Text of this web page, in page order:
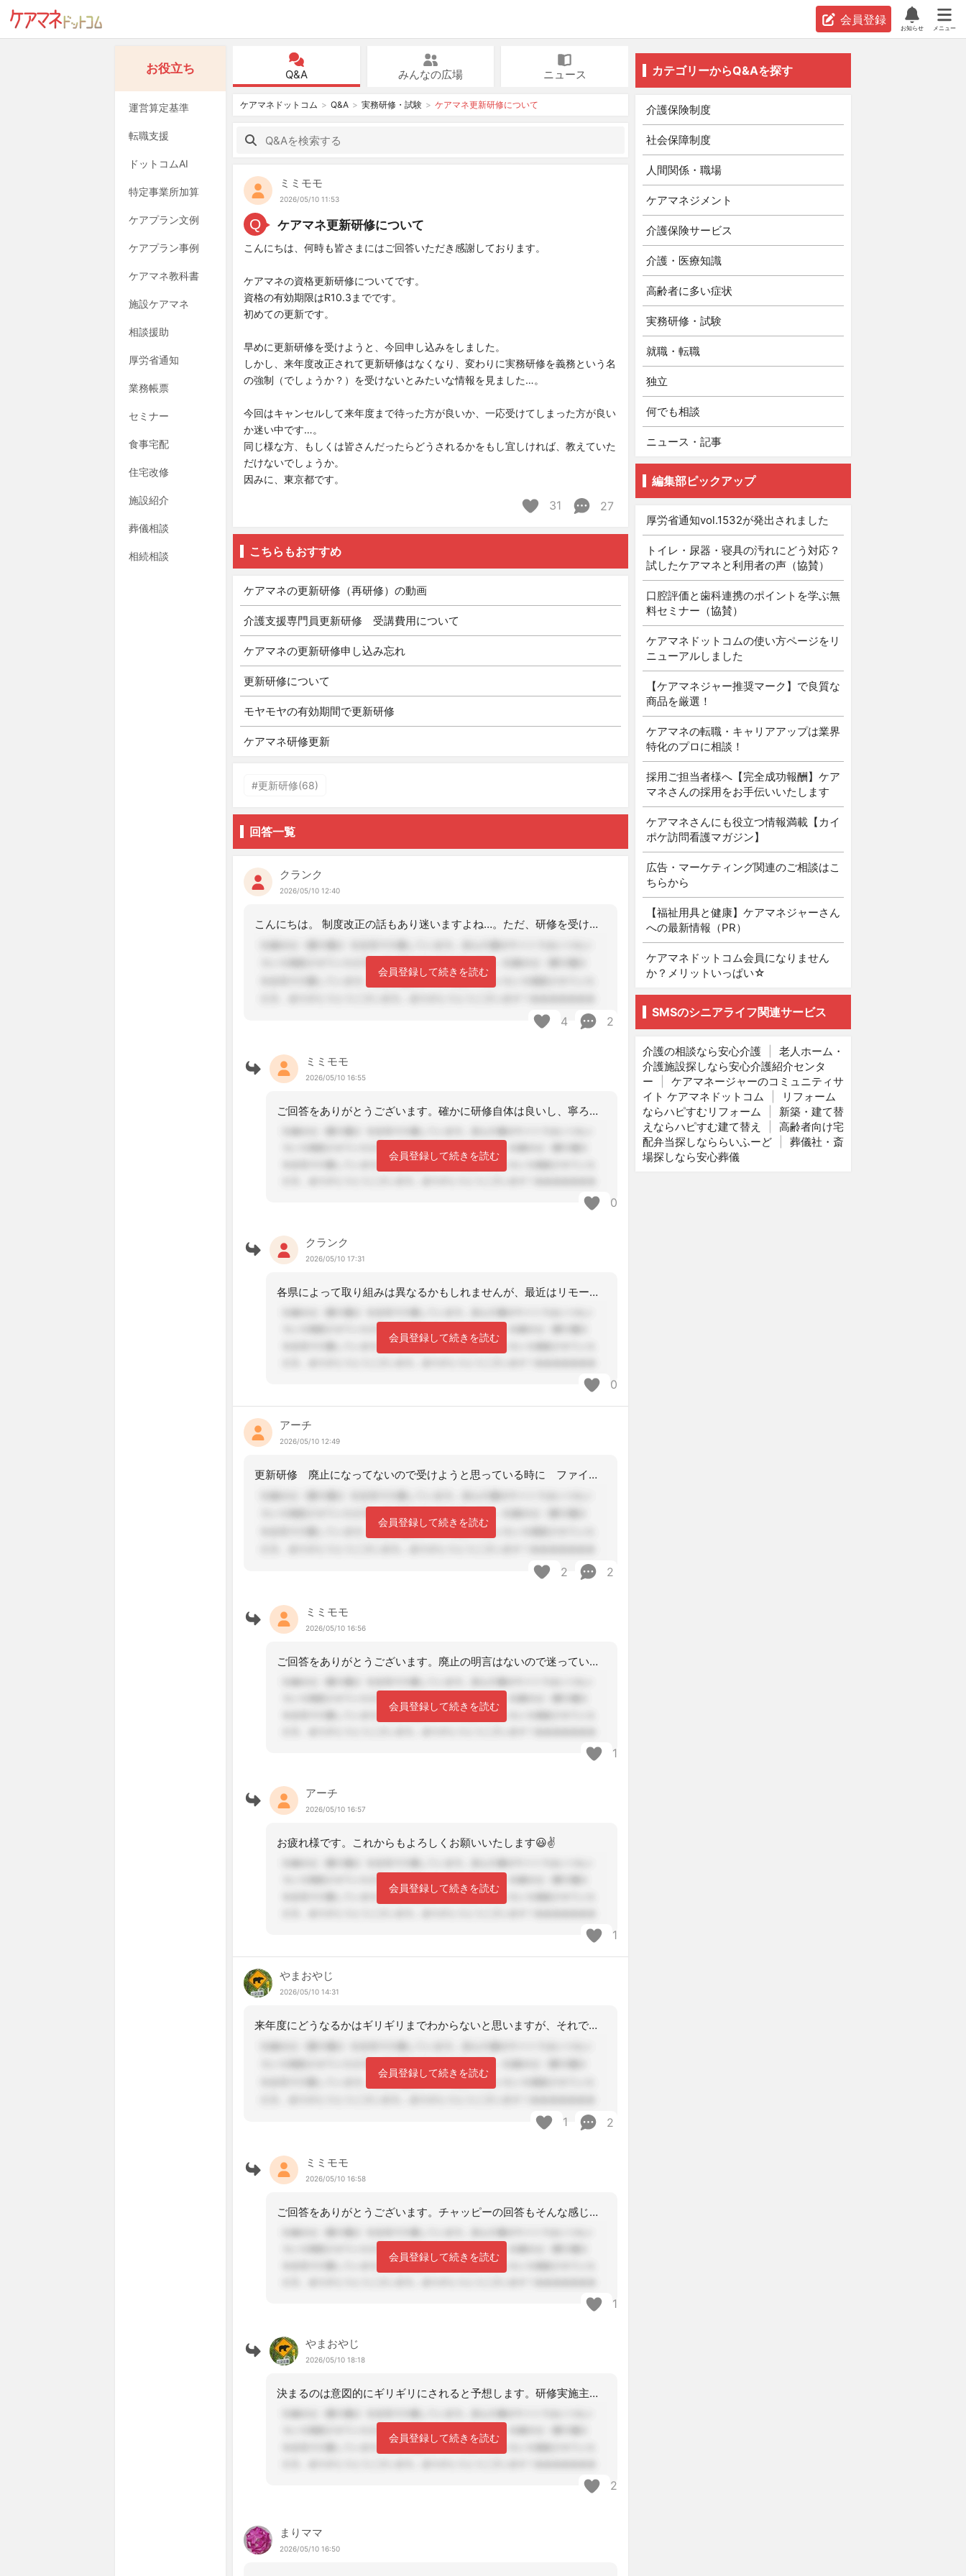
会員登録
お知らせ メニュー
お役立ち
運営算定基準
転職支援
ドットコムAI
特定事業所加算
ケアプラン文例
ケアプラン事例
ケアマネ教科書
施設ケアマネ
相談援助
厚労省通知
業務帳票
セミナー
食事宅配
住宅改修
施設紹介
葬儀相談
相続相談
Q&A みんなの広場 ニュース
ケアマネドットコム Q&A 実務研修・試験 ケアマネ更新研修について
ミミモモ
2026/05/10 11:53
Q ケアマネ更新研修について
こんにちは、何時も皆さまにはご回答いただき感謝しております。
ケアマネの資格更新研修についてです。
資格の有効期限はR10.3までです。
初めての更新です。
早めに更新研修を受けようと、今回申し込みをしました。
しかし、来年度改正されて更新研修はなくなり、変わりに実務研修を義務という名
の強制（でしょうか？）を受けないとみたいな情報を見ました…。
今回はキャンセルして来年度まで待った方が良いか、一応受けてしまった方が良い
か迷い中です…。
同じ様な方、もしくは皆さんだったらどうされるかをもし宜しければ、教えていた
だけないでしょうか。
因みに、東京都です。
31 27
こちらもおすすめ
ケアマネの更新研修（再研修）の動画
介護支援専門員更新研修 受講費用について
ケアマネの更新研修申し込み忘れ
更新研修について
モヤモヤの有効期間で更新研修
ケアマネ研修更新
#更新研修(68)
回答一覧
クランク
2026/05/10 12:40
こんにちは。 制度改正の話もあり迷いますよね…。ただ、研修を受けること自体は決し
会員登録して続きを読む
4 2
ミミモモ
2026/05/10 16:55
ご回答をありがとうございます。確かに研修自体は良いし、寧ろ必要な事とも言えますよ
会員登録して続きを読む
0
クランク
2026/05/10 17:31
各県によって取り組みは異なるかもしれませんが、最近はリモート研修も増えていて、研
会員登録して続きを読む
0
アーチ
2026/05/10 12:49
更新研修 廃止になってないので受けようと思っている時に ファイト✊‼️
会員登録して続きを読む
2 2
ミミモモ
2026/05/10 16:56
ご回答をありがとうございます。廃止の明言はないので迷っていました。何時もコメント
会員登録して続きを読む
1
アーチ
2026/05/10 16:57
お疲れ様です。これからもよろしくお願いいたします😃✌️
会員登録して続きを読む
1
やまおやじ
2026/05/10 14:31
来年度にどうなるかはギリギリまでわからないと思いますが、それでよければ、待っても
会員登録して続きを読む
1 2
ミミモモ
2026/05/10 16:58
ご回答をありがとうございます。チャッピーの回答もそんな感じでした（笑）決まるのは
会員登録して続きを読む
1
やまおやじ
2026/05/10 18:18
決まるのは意図的にギリギリにされると予想します。研修実施主体の収益の関係、それと
会員登録して続きを読む
2
まりママ
2026/05/10 16:50
カテゴリーからQ&Aを探す
介護保険制度
社会保障制度
人間関係・職場
ケアマネジメント
介護保険サービス
介護・医療知識
高齢者に多い症状
実務研修・試験
就職・転職
独立
何でも相談
ニュース・記事
編集部ピックアップ
厚労省通知vol.1532が発出されました
トイレ・尿器・寝具の汚れにどう対応？
試したケアマネと利用者の声（協賛）
口腔評価と歯科連携のポイントを学ぶ無
料セミナー（協賛）
ケアマネドットコムの使い方ページをリ
ニューアルしました
【ケアマネジャー推奨マーク】で良質な
商品を厳選！
ケアマネの転職・キャリアアップは業界
特化のプロに相談！
採用ご担当者様へ【完全成功報酬】ケア
マネさんの採用をお手伝いいたします
ケアマネさんにも役立つ情報満載【カイ
ポケ訪問看護マガジン】
広告・マーケティング関連のご相談はこ
ちらから
【福祉用具と健康】ケアマネジャーさん
への最新情報（PR）
ケアマネドットコム会員になりません
か？メリットいっぱい☆
SMSのシニアライフ関連サービス
介護の相談なら安心介護
老人ホーム・
介護施設探しなら安心介護紹介センタ
ー
ケアマネージャーのコミュニティサ
イト ケアマネドットコム
リフォーム
ならハピすむリフォーム
新築・建て替
えならハピすむ建て替え
高齢者向け宅
配弁当探しなららいふーど
葬儀社・斎
場探しなら安心葬儀